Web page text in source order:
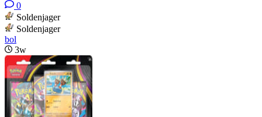
0
Soldenjager
Soldenjager
bol
3w